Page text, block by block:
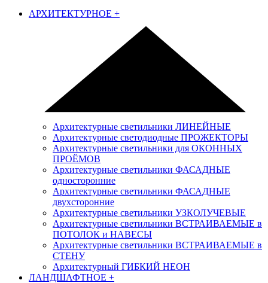
АРХИТЕКТУРНОЕ +
Архитектурные светильники ЛИНЕЙНЫЕ
Архитектурные светодиодные ПРОЖЕКТОРЫ
Архитектурные светильники для ОКОННЫХ
ПРОЁМОВ
Архитектурные светильники ФАСАДНЫЕ
односторонние
Архитектурные светильники ФАСАДНЫЕ
двухсторонние
Архитектурные светильники УЗКОЛУЧЕВЫЕ
Архитектурные светильники ВСТРАИВАЕМЫЕ в
ПОТОЛОК и НАВЕСЫ
Архитектурные светильники ВСТРАИВАЕМЫЕ в
СТЕНУ
Архитектурный ГИБКИЙ НЕОН
ЛАНДШАФТНОЕ +